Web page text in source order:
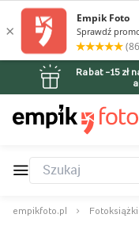
Rabat –15 zł
empikfoto.pl Fotoksiążki